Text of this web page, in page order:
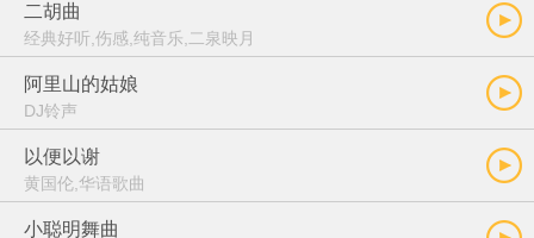
二胡曲
经典好听,伤感,纯音乐,二泉映月
阿里山的姑娘
DJ铃声
以便以谢
黄国伦,华语歌曲
小聪明舞曲